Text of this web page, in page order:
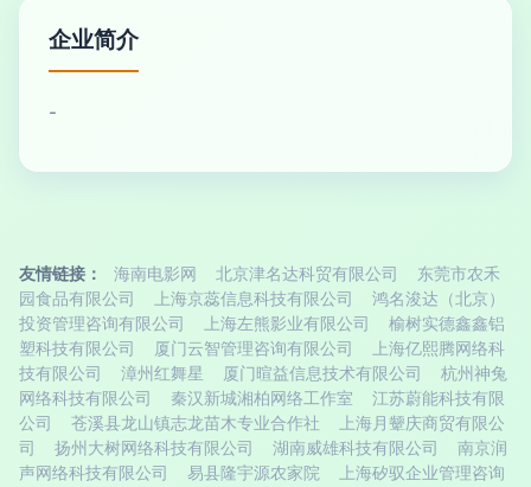
企业简介
-
友情链接： 海南电影网 北京津名达科贸有限公司
东莞市农禾
园食品有限公司
上海京蕊信息科技有限公司
鸿名浚达（北京）
投资管理咨询有限公司
上海左熊影业有限公司
榆树实德鑫鑫铝
塑科技有限公司
厦门云智管理咨询有限公司
上海亿熙腾网络科
技有限公司
漳州红舞星 厦门暄益信息技术有限公司
杭州神兔
网络科技有限公司
秦汉新城湘柏网络工作室
江苏蔚能科技有限
公司
苍溪县龙山镇志龙苗木专业合作社
上海月颦庆商贸有限公
司
扬州大树网络科技有限公司 湖南威雄科技有限公司
南京润
声网络科技有限公司
易县隆宇源农家院
上海矽驭企业管理咨询